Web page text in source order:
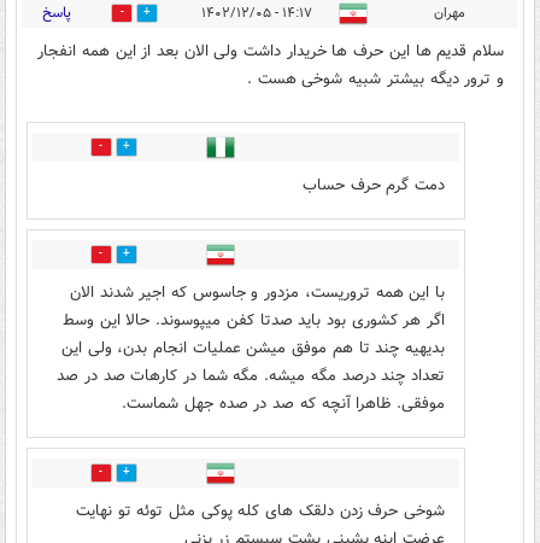
مهران ۱۴:۱۷ - ۱۴۰۲/۱۲/۰۵ 75 پاسخ
سلام قدیم ها این حرف ها خریدار داشت ولی الان بعد از این همه انفجار
و ترور دیگه بیشتر شبیه شوخی هست .
27
دمت گرم حرف حساب
6
با این همه تروریست، مزدور و جاسوس که اجیر شدند الان
اگر هر کشوری بود باید صدتا کفن میپوسوند. حالا این وسط
بدیهیه چند تا هم موفق میشن عملیات انجام بدن، ولی این
تعداد چند درصد مگه میشه. مگه شما در کارهات صد در صد
موفقی. ظاهرا آنچه که صد در صده جهل شماست.
11
شوخی حرف زدن دلقک های کله پوکی مثل توئه تو نهایت